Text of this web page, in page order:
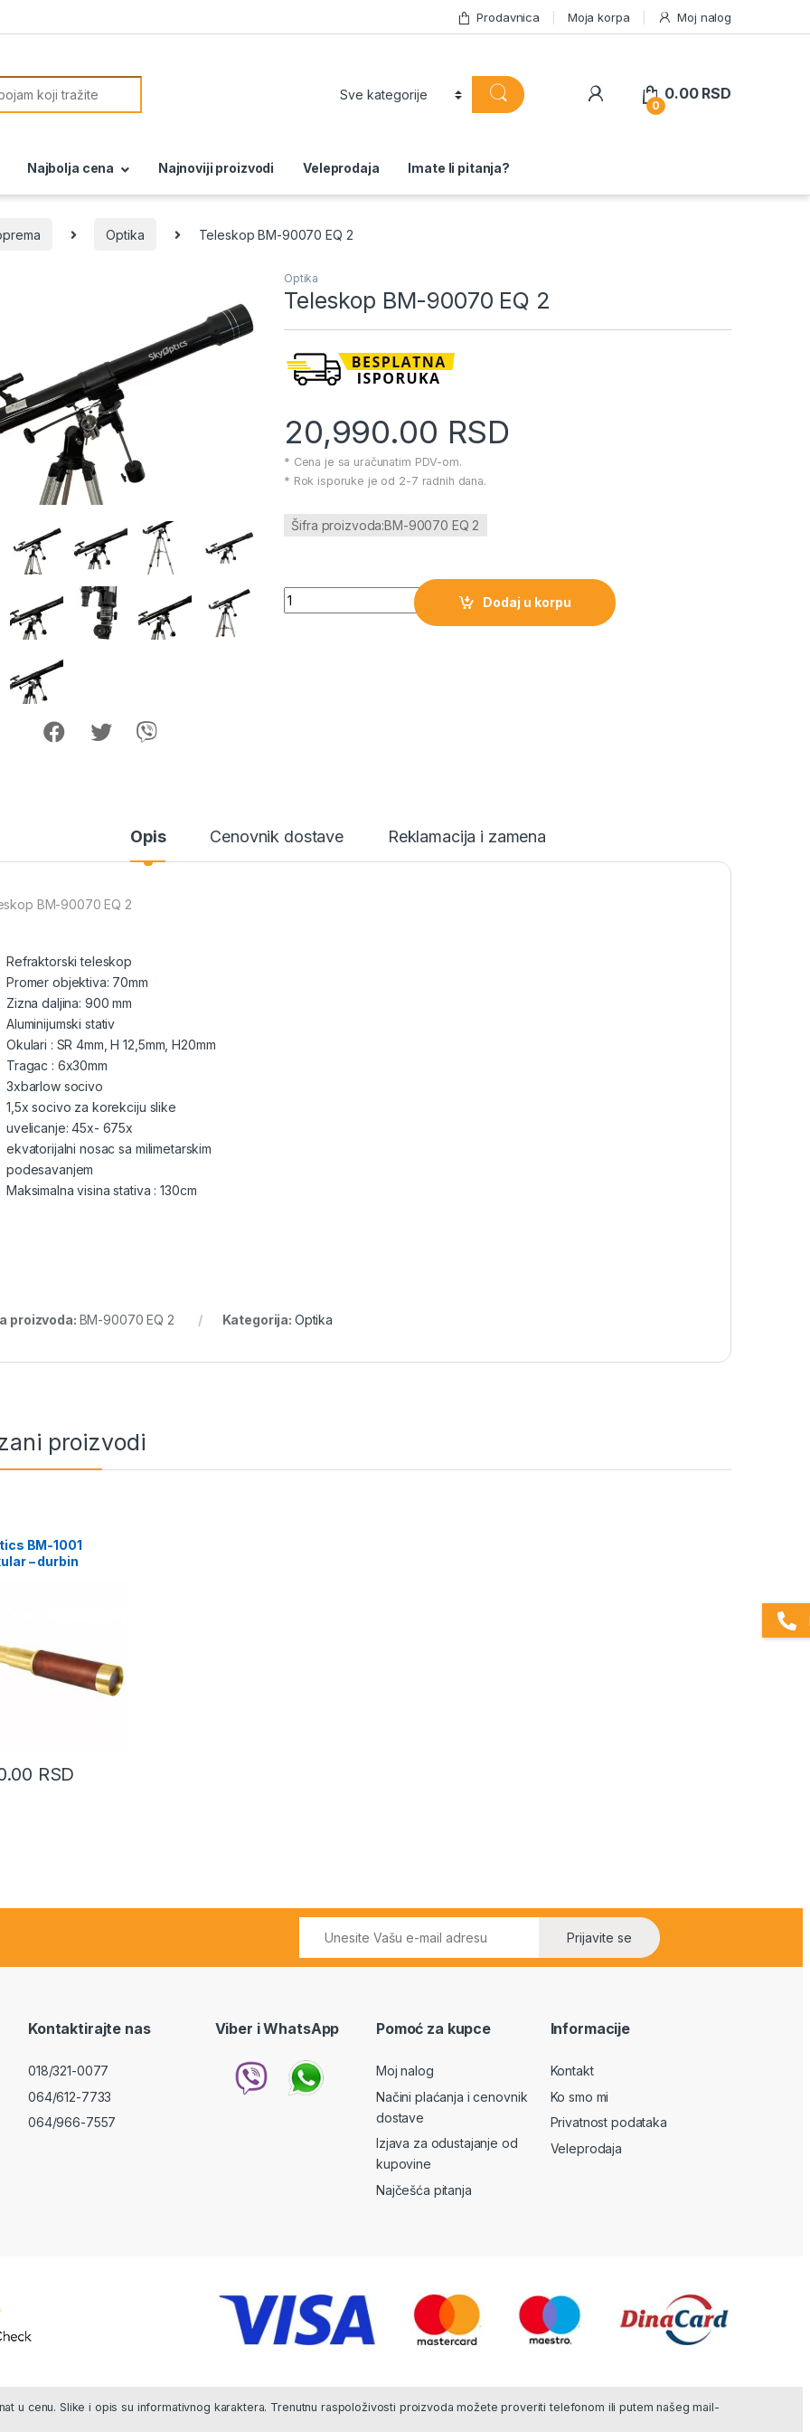
Prodavnica Moja korpa Moj nalog
0
0.00 RSD
Najbolja cena Najnoviji proizvodi Veleprodaja Imate li pitanja?
Optika Teleskop BM-90070 EQ 2
Optika
Teleskop BM-90070 EQ 2
20,990.00 RSD
* Cena je sa uračunatim PDV-om.
* Rok isporuke je od 2-7 radnih dana.
Šifra proizvoda:BM-90070 EQ 2
Teleskop BM-90070 EQ 2 količina
Dodaj u korpu
Opis Cenovnik dostave Reklamacija i zamena
BM-90070 EQ 2
Refraktorski teleskop
Promer objektiva: 70mm
Zizna daljina: 900 mm
Aluminijumski stativ
Okulari : SR 4mm, H 12,5mm, H20mm
Tragac : 6x30mm
3xbarlow socivo
1,5x socivo za korekciju slike
uvelicanje: 45x- 675x
ekvatorijalni nosac sa milimetarskim
podesavanjem
Maksimalna visina stativa : 130cm
proizvoda: BM-90070 EQ 2 Kategorija: Optika
proizvodi
BM-1001
– durbin
RSD
Prijavite se
Kontaktirajte nas
018/321-0077
064/612-7733
064/966-7557
Viber i WhatsApp Pomoć za kupce
Moj nalog
Načini plaćanja i cenovnik
dostave
Izjava za odustajanje od
kupovine
Najčešća pitanja
Informacije
Kontakt
Ko smo mi
Privatnost podataka
Veleprodaja
u cenu. Slike i opis su informativnog karaktera. Trenutnu raspoloživosti proizvoda možete proveriti telefonom ili putem našeg mail-